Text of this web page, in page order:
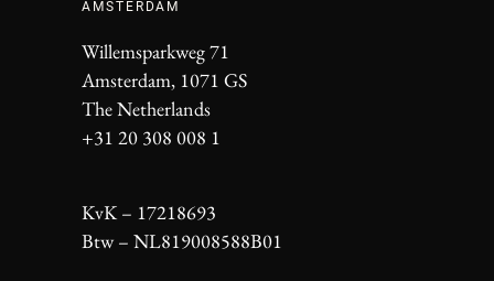
AMSTERDAM
Willemsparkweg 71
Amsterdam, 1071 GS
The Netherlands
+31 20 308 008 1
KvK – 17218693
Btw – NL819008588B01